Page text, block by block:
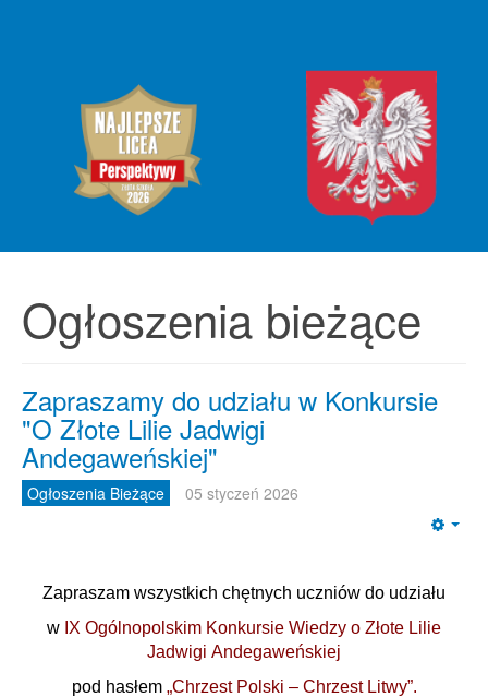
Ogłoszenia bieżące
Zapraszamy do udziału w Konkursie
"O Złote Lilie Jadwigi
Andegaweńskiej"
Ogłoszenia Bieżące 05 styczeń 2026
Zapraszam wszystkich chętnych uczniów do udziału
w IX Ogólnopolskim Konkursie Wiedzy o Złote Lilie
Jadwigi Andegaweńskiej
pod hasłem „Chrzest Polski – Chrzest Litwy”.